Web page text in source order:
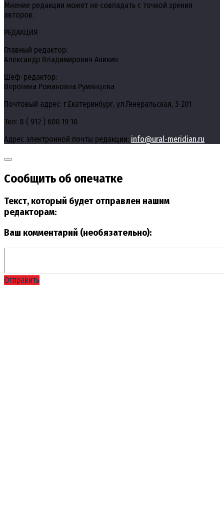
Мнение редакции может не совпадать с точкой зрения
авторов.
РЕДАКЦИЯ
Главный редактор:
Александр Владимирович Аникин
Шеф-редактор:
Вероника Романовна Румянцева
Почтовый адрес: г.Екатеринбург, ул.Генеральская, 3-201
Тел: 8 ( 912 ) 600 19 10
Адрес электронной почты редакции: info@ural-meridian.ru
Сообщить об опечатке
Текст, который будет отправлен нашим
редакторам:
Ваш комментарий (необязательно):
Отправить